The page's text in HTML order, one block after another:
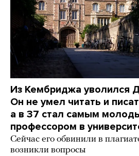
Из Кембриджа уволился
Он не умел читать и
а в 37 стал самым
профессором в
Сейчас его обвинили в
возникли вопросы